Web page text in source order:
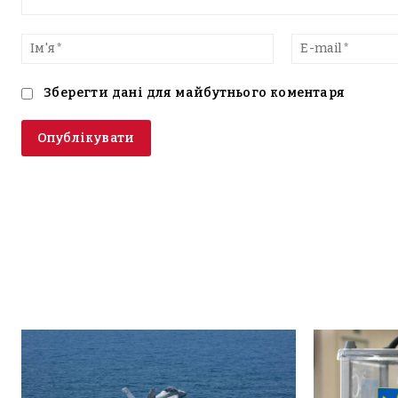
текст
Ім'я*
Зберегти дані для майбутнього коментаря